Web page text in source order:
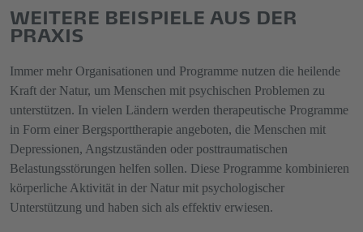
WEITERE BEISPIELE AUS DER
PRAXIS
Immer mehr Organisationen und Programme nutzen die heilende
Kraft der Natur, um Menschen mit psychischen Problemen zu
unterstützen. In vielen Ländern werden therapeutische Programme
in Form einer Bergsporttherapie angeboten, die Menschen mit
Depressionen, Angstzuständen oder posttraumatischen
Belastungsstörungen helfen sollen. Diese Programme kombinieren
körperliche Aktivität in der Natur mit psychologischer
Unterstützung und haben sich als effektiv erwiesen.